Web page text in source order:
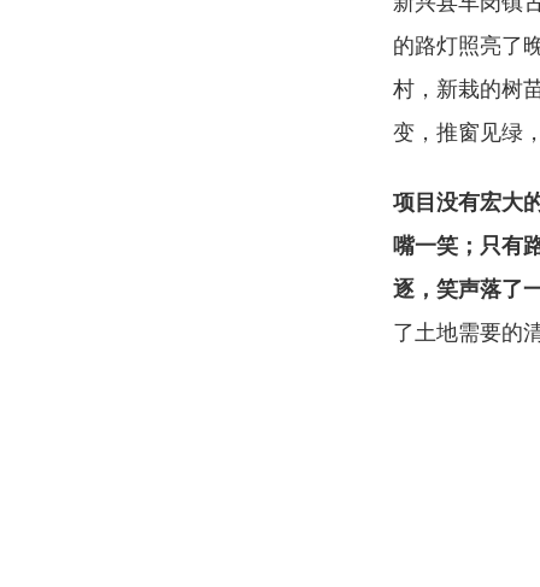
的路灯照亮了
村，新栽的树
变，推窗见绿
项目没有宏大
嘴一笑；只有
逐，笑声落了
了土地需要的